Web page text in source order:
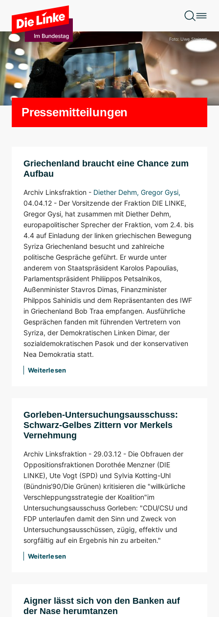
Zum Hauptinhalt springen
Foto: Uwe Steinert
Pressemitteilungen
Griechenland braucht eine Chance zum
Aufbau
Archiv Linksfraktion - Diether Dehm, Gregor Gysi,
04.04.12 - Der Vorsitzende der Fraktion DIE LINKE,
Gregor Gysi, hat zusammen mit Diether Dehm,
europapolitischer Sprecher der Fraktion, vom 2.4. bis
4.4 auf Einladung der linken griechischen Bewegung
Syriza Griechenland besucht und zahlreiche
politische Gespräche geführt. Er wurde unter
anderem von Staatspräsident Karolos Papoulias,
Parlamentspräsident Philiippos Petsalnikos,
Außenminister Stavros Dimas, Finanzminister
Philppos Sahinidis und dem Repräsentanten des IWF
in Griechenland Bob Traa empfangen. Ausführliche
Gesprächen fanden mit führenden Vertretern von
Syriza, der Demokratischen Linken Dimar, der
sozialdemokratischen Pasok und der konservativen
Nea Demokratia statt.
Weiterlesen
Gorleben-Untersuchungsausschuss:
Schwarz-Gelbes Zittern vor Merkels
Vernehmung
Archiv Linksfraktion - 29.03.12 - Die Obfrauen der
Oppositionsfraktionen Dorothée Menzner (DIE
LINKE), Ute Vogt (SPD) und Sylvia Kotting-Uhl
(Bündnis‘90/Die Grünen) kritisieren die "willkürliche
Verschleppungsstrategie der Koalition"im
Untersuchungsausschuss Gorleben: "CDU/CSU und
FDP unterlaufen damit den Sinn und Zweck von
Untersuchungsausschüssen, zügig, effektiv und
sorgfältig auf ein Ergebnis hin zu arbeiten."
Weiterlesen
Aigner lässt sich von den Banken auf
der Nase herumtanzen